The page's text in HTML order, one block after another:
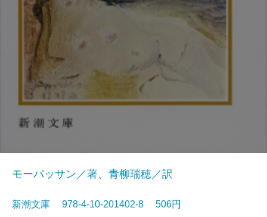
モーパッサン／著、青柳瑞穂／訳
新潮文庫 978-4-10-201402-8 506円